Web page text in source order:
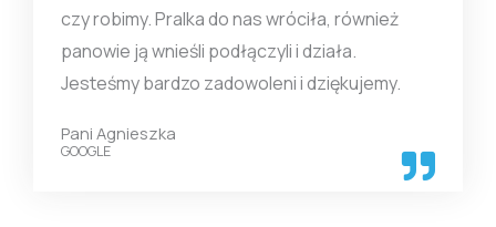
czy robimy. Pralka do nas wróciła, również
panowie ją wnieśli podłączyli i działa.
Jesteśmy bardzo zadowoleni i dziękujemy.
Pani Agnieszka
GOOGLE